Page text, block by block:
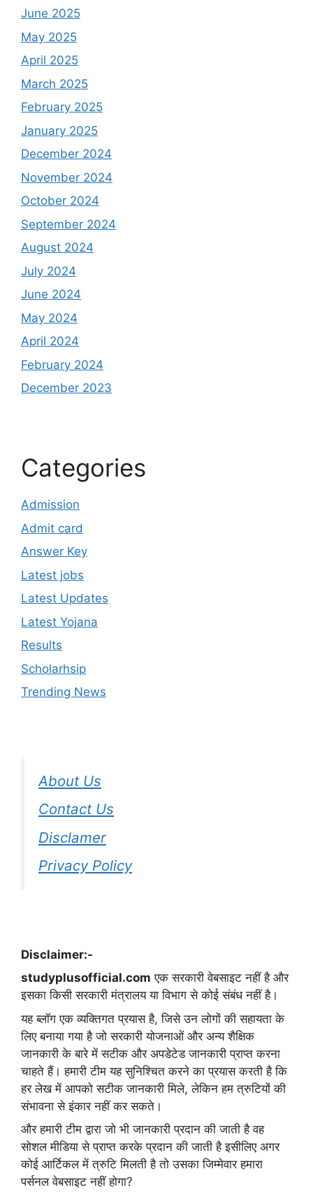
June 2025
May 2025
April 2025
March 2025
February 2025
January 2025
December 2024
November 2024
October 2024
September 2024
August 2024
July 2024
June 2024
May 2024
April 2024
February 2024
December 2023
Categories
Admission
Admit card
Answer Key
Latest jobs
Latest Updates
Latest Yojana
Results
Scholarhsip
Trending News
About Us
Contact Us
Disclamer
Privacy Policy
Disclaimer:-
studyplusofficial.com एक सरकारी वेबसाइट नहीं है और
इसका किसी सरकारी मंत्रालय या विभाग से कोई संबंध नहीं है।
यह ब्लॉग एक व्यक्तिगत प्रयास है, जिसे उन लोगों की सहायता के
लिए बनाया गया है जो सरकारी योजनाओं और अन्य शैक्षिक
जानकारी के बारे में सटीक और अपडेटेड जानकारी प्राप्त करना
चाहते हैं। हमारी टीम यह सुनिश्चित करने का प्रयास करती है कि
हर लेख में आपको सटीक जानकारी मिले, लेकिन हम त्रुटियों की
संभावना से इंकार नहीं कर सकते।
और हमारी टीम द्वारा जो भी जानकारी प्रदान की जाती है वह
सोशल मीडिया से प्राप्त करके प्रदान की जाती है इसीलिए अगर
कोई आर्टिकल में त्रुटि मिलती है तो उसका जिम्मेवार हमारा
पर्सनल वेबसाइट नहीं होगा?